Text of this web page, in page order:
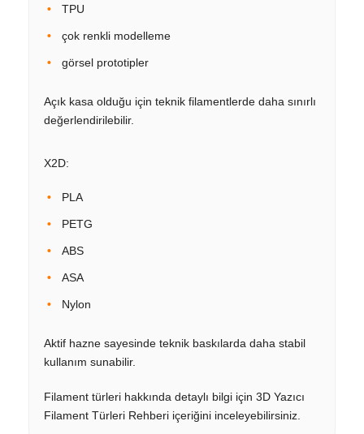
TPU
çok renkli modelleme
görsel prototipler
Açık kasa olduğu için teknik filamentlerde daha sınırlı
değerlendirilebilir.
X2D:
PLA
PETG
ABS
ASA
Nylon
Aktif hazne sayesinde teknik baskılarda daha stabil
kullanım sunabilir.
Filament türleri hakkında detaylı bilgi için 3D Yazıcı
Filament Türleri Rehberi içeriğini inceleyebilirsiniz.